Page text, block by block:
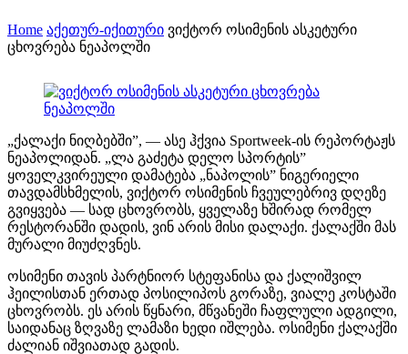
Home აქეთურ-იქითური ვიქტორ ოსიმენის ასკეტური
ცხოვრება ნეაპოლში
„ქალაქი ნიღბებში”, — ასე ჰქვია Sportweek-ის რეპორტაჟს
ნეაპოლიდან. „ლა გაძეტა დელო სპორტის”
ყოველკვირეული დამატება „ნაპოლის” ნიგერიელი
თავდამსხმელის, ვიქტორ ოსიმენის ჩვეულებრივ დღეზე
გვიყვება — სად ცხოვრობს, ყველაზე ხშირად რომელ
რესტორანში დადის, ვინ არის მისი დალაქი. ქალაქში მას
მურალი მიუძღვნეს.
ოსიმენი თავის პარტნიორ სტეფანისა და ქალიშვილ
ჰეილისთან ერთად პოსილიპოს გორაზე, ვიალე კოსტაში
ცხოვრობს. ეს არის წყნარი, მწვანეში ჩაფლული ადგილი,
საიდანაც ზღვაზე ლამაზი ხედი იშლება. ოსიმენი ქალაქში
ძალიან იშვიათად გადის.